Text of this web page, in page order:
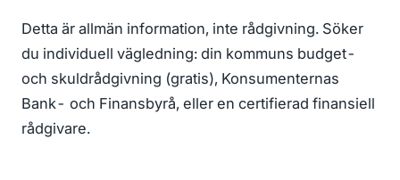
Detta är allmän information, inte rådgivning. Söker
du individuell vägledning: din kommuns budget-
och skuldrådgivning (gratis), Konsumenternas
Bank- och Finansbyrå, eller en certifierad finansiell
rådgivare.